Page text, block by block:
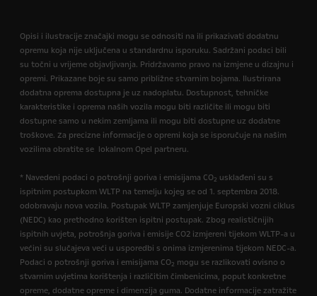
Opisi i ilustracije značajki mogu se odnositi na ili prikazivati dodatnu
opremu koja nije uključena u standardnu isporuku. Sadržani podaci bili
su točni u vrijeme objavljivanja. Pridržavamo pravo na izmjene u dizajnu i
opremi. Prikazane boje su samo približne stvarnim bojama. Ilustrirana
dodatna oprema dostupna je uz nadoplatu. Dostupnost, tehničke
karakteristike i oprema naših vozila mogu biti različite ili mogu biti
dostupne samo u nekim zemljama ili mogu biti dostupne uz dodatne
troškove. Za precizne informacije o opremi koja se isporučuje na našim
vozilima obratite se lokalnom Opel partneru.
* Navedeni podaci o potrošnji goriva i emisijama CO2 usklađeni su s
ispitnim postupkom WLTP na temelju kojeg se od 1. septembra 2018.
odobravaju nova vozila. Postupak WLTP zamjenjuje Europski vozni ciklus
(NEDC) kao prethodno korišten ispitni postupak. Zbog realističnijih
ispitnih uvjeta, potrošnja goriva i emisije CO2 izmjereni tijekom WLTP-a u
većini su slučajeva veći u usporedbi s onima izmjerenima tijekom NEDC-a.
Podaci o potrošnji goriva i emisijama CO2 mogu se razlikovati ovisno o
stvarnim uvjetima korištenja i različitim čimbenicima, poput konkretne
opreme, dodatne opreme i dimenzija guma. Dodatne informacije zatražite